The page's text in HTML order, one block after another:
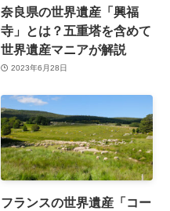
奈良県の世界遺産「興福
寺」とは？五重塔を含めて
世界遺産マニアが解説
2023年6月28日
フランスの世界遺産「コー